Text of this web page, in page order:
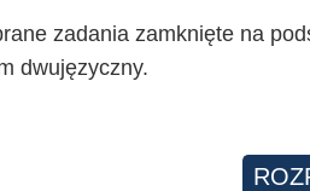
zadania zamknięte na
dwujęzyczny.